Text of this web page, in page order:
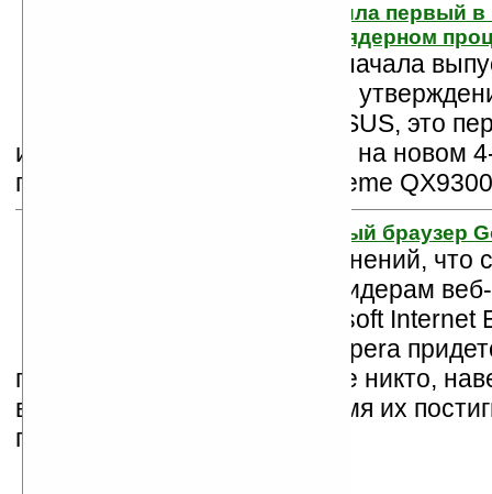
12. ASUS представила первый
ноутбук G71 на 4-х ядерном
Компания ASUS начала
ноутбука G71. По
представителя ASUS, это
игровой ноутбук, собранный на новом
процессоре Intel Core 2 Extreme
13. Встречайте новый браузер
Ни у кого нет сомнений, что
Google Chrome лидерам
браузерам Microsoft Internet
Firefox, Safari и Opera
потесниться. Впрочем, также никто,
верит, что в ближайшее время их
проекта Netscape Navigator.